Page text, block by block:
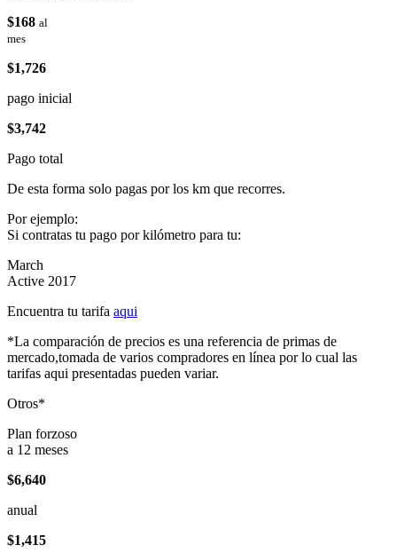
$168 al
mes
$1,726
pago inicial
$3,742
Pago total
De esta forma solo pagas por los km que recorres.
Por ejemplo:
Si contratas tu pago por kilómetro para tu:
March
Active 2017
Encuentra tu tarifa aqui
*La comparación de precios es una referencia de primas de
mercado,tomada de varios compradores en línea por lo cual las
tarifas aqui presentadas pueden variar.
Otros*
Plan forzoso
a 12 meses
$6,640
anual
$1,415